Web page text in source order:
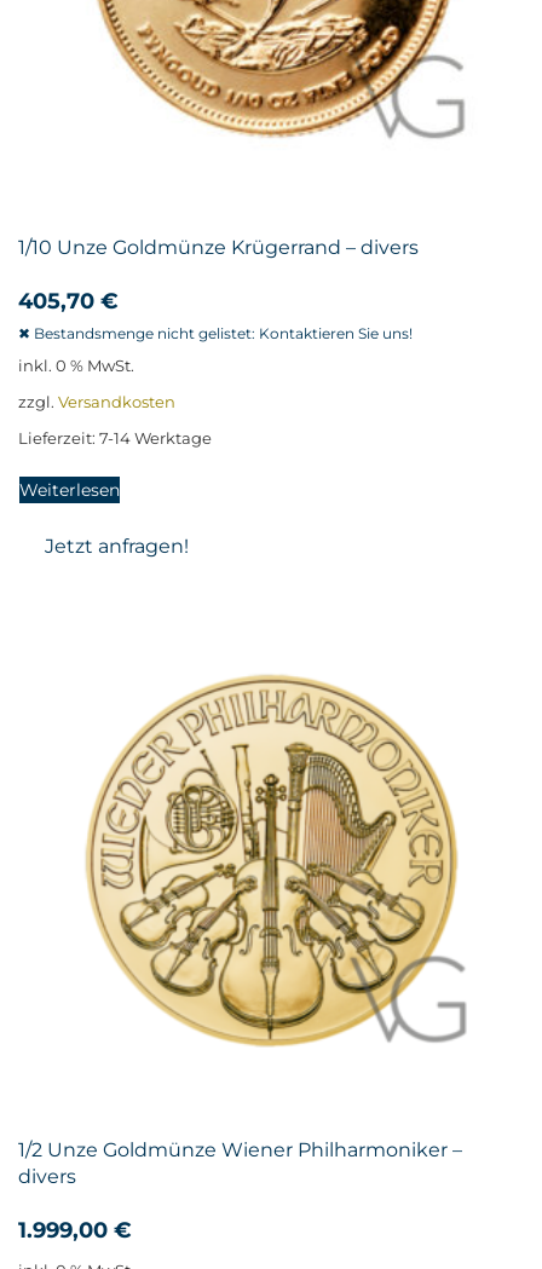
1/10 Unze Goldmünze Krügerrand – divers
405,70 €
inkl. 0 % MwSt.
zzgl. Versandkosten
Lieferzeit: 7-14 Werktage
Weiterlesen
Jetzt anfragen!
1/2 Unze Goldmünze Wiener Philharmoniker –
divers
1.999,00 €